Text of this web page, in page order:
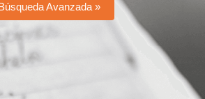
Avanzada »